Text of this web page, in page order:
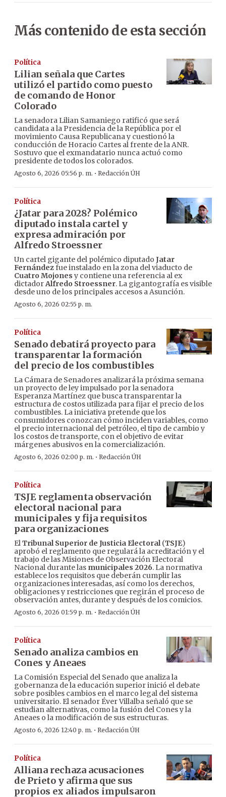
Más contenido de esta sección
Política
Lilian señala que Cartes
utilizó el partido como puesto
de comando de Honor
Colorado
La senadora Lilian Samaniego ratificó que será
candidata a la Presidencia de la República por el
movimiento Causa Republicana y cuestionó la
conducción de Horacio Cartes al frente de la ANR.
Sostuvo que el exmandatario nunca actuó como
presidente de todos los colorados.
Agosto 6, 2026 05:56 p. m. · Redacción ÚH
Política
¿Jatar para 2028? Polémico
diputado instala cartel y
expresa admiración por
Alfredo Stroessner
Un cartel gigante del polémico diputado Jatar
Fernándezfue instalado en la zona del viaducto de
Cuatro Mojones y contiene una referencia al ex
dictadorAlfredo Stroessner. La gigantografía es visible
desde uno de los principales accesos a Asunción.
Agosto 6, 2026 02:55 p. m.
Política
Senado debatirá proyecto para
transparentar la formación
del precio de los combustibles
La Cámara de Senadores analizará la próxima semana
un proyecto de ley impulsado por la senadora
Esperanza Martínez que busca transparentar la
estructura de costos utilizada para fijar el precio de los
combustibles. La iniciativa pretende que los
consumidores conozcan cómo inciden variables, como
el precio internacional del petróleo, el tipo de cambio y
los costos de transporte, con el objetivo de evitar
márgenes abusivos en la comercialización.
Agosto 6, 2026 02:00 p. m. · Redacción ÚH
Política
TSJE reglamenta observación
electoral nacional para
municipales y fija requisitos
para organizaciones
ElTribunal Superior de Justicia Electoral(TSJE)
aprobó el reglamento que regulará la acreditación y el
trabajo de las Misiones de Observación Electoral
Nacional durante las municipales 2026. La normativa
establece los requisitos que deberán cumplir las
organizaciones interesadas, así como los derechos,
obligaciones y restricciones que regirán el proceso de
observación antes, durante y después de los comicios.
Agosto 6, 2026 01:59 p. m. · Redacción ÚH
Política
Senado analiza cambios en
Cones y Aneaes
La Comisión Especial del Senado que analiza la
gobernanza de la educación superior inició el debate
sobre posibles cambios en el marco legal del sistema
universitario. El senador Éver Villalba señaló que se
estudian alternativas, como la fusión del Cones y la
Aneaes o la modificación de sus estructuras.
Agosto 6, 2026 12:40 p. m. · Redacción ÚH
Política
Alliana rechaza acusaciones
de Prieto y afirma que sus
propios ex aliados impulsaron